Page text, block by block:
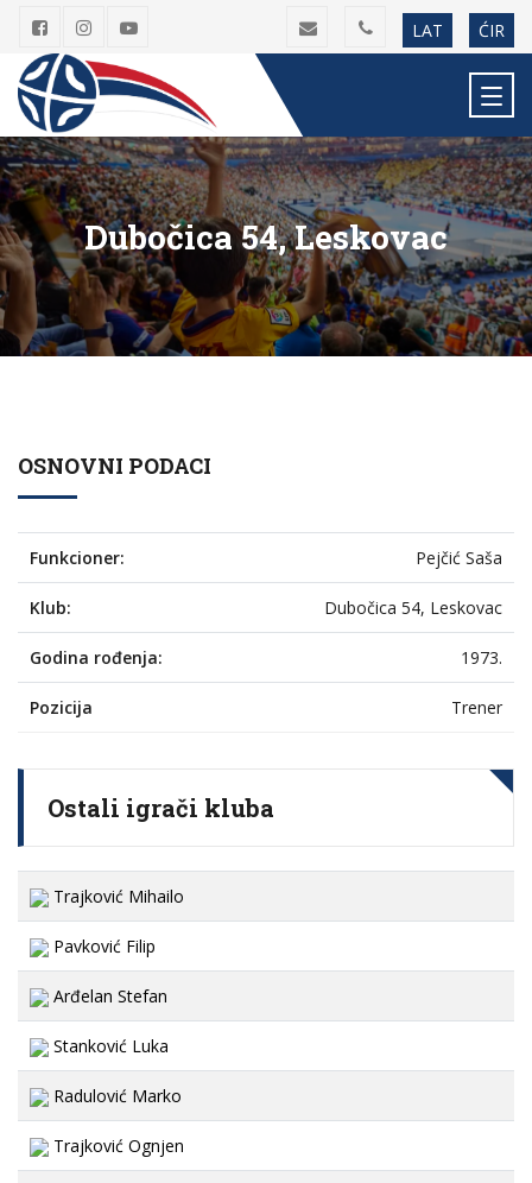
LAT ĆIR
Dubočica 54, Leskovac
OSNOVNI PODACI
Funkcioner: Pejčić Saša
Klub: Dubočica 54, Leskovac
Godina rođenja: 1973.
Pozicija Trener
Ostali igrači kluba
Trajković Mihailo
Pavković Filip
Arđelan Stefan
Stanković Luka
Radulović Marko
Trajković Ognjen